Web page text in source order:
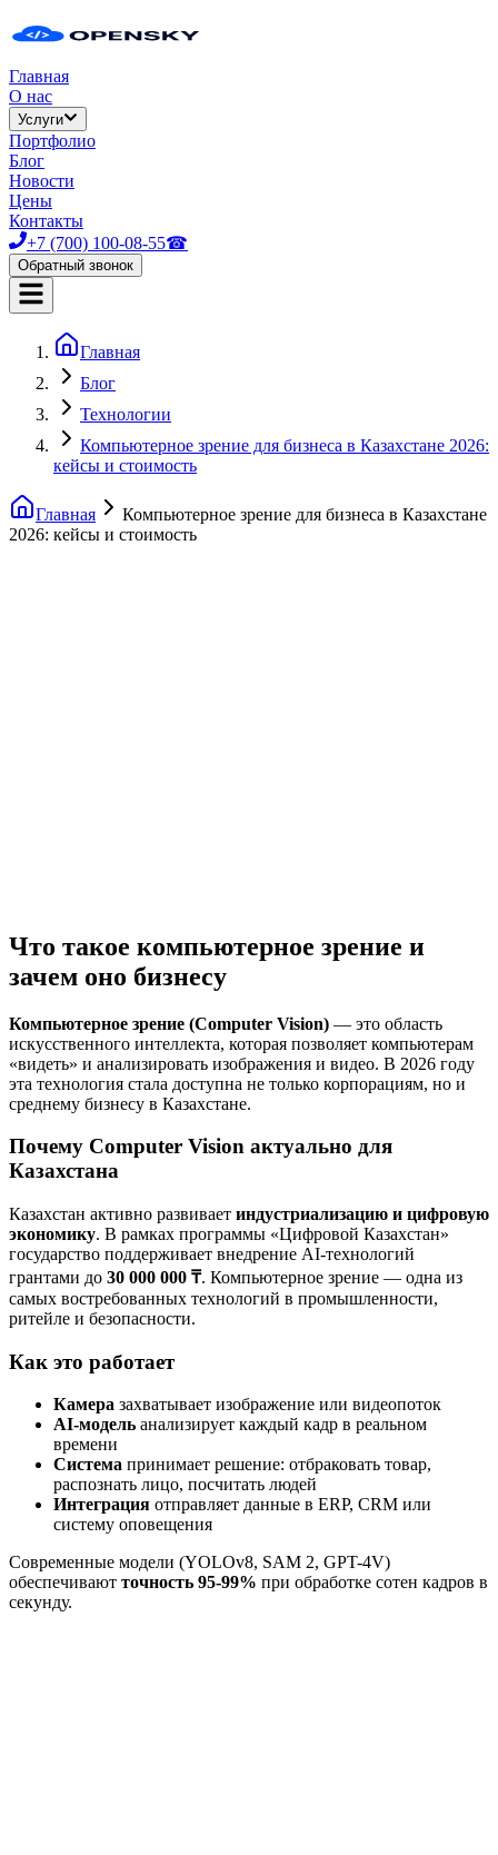
Главная
О нас
Услуги
Портфолио
Блог
Новости
Цены
Контакты
+7 (700) 100-08-55☎
Обратный звонок
Главная
Блог
Технологии
Компьютерное зрение для бизнеса в Казахстане 2026:
кейсы и стоимость
Главная
Компьютерное зрение для бизнеса в Казахстане
2026: кейсы и стоимость
Что такое компьютерное зрение и
зачем оно бизнесу
Компьютерное зрение (Computer Vision) — это область
искусственного интеллекта, которая позволяет компьютерам
«видеть» и анализировать изображения и видео. В 2026 году
эта технология стала доступна не только корпорациям, но и
среднему бизнесу в Казахстане.
Почему Computer Vision актуально для
Казахстана
Казахстан активно развивает индустриализацию и цифровую
экономику. В рамках программы «Цифровой Казахстан»
государство поддерживает внедрение AI-технологий
грантами до 30 000 000 ₸. Компьютерное зрение — одна из
самых востребованных технологий в промышленности,
ритейле и безопасности.
Как это работает
Камера захватывает изображение или видеопоток
AI-модель анализирует каждый кадр в реальном
времени
Система принимает решение: отбраковать товар,
распознать лицо, посчитать людей
Интеграция отправляет данные в ERP, CRM или
систему оповещения
Современные модели (YOLOv8, SAM 2, GPT-4V)
обеспечивают точность 95-99% при обработке сотен кадров в
секунду.